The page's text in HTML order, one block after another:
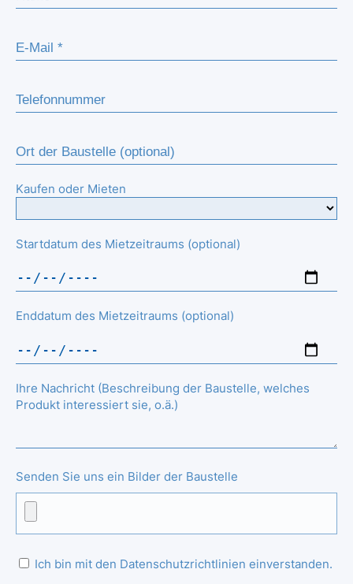
Kaufen oder Mieten
Startdatum des Mietzeitraums (optional)
Enddatum des Mietzeitraums (optional)
Ihre Nachricht (Beschreibung der Baustelle, welches
Produkt interessiert sie, o.ä.)
Senden Sie uns ein Bilder der Baustelle
Ich bin mit den Datenschutzrichtlinien einverstanden.